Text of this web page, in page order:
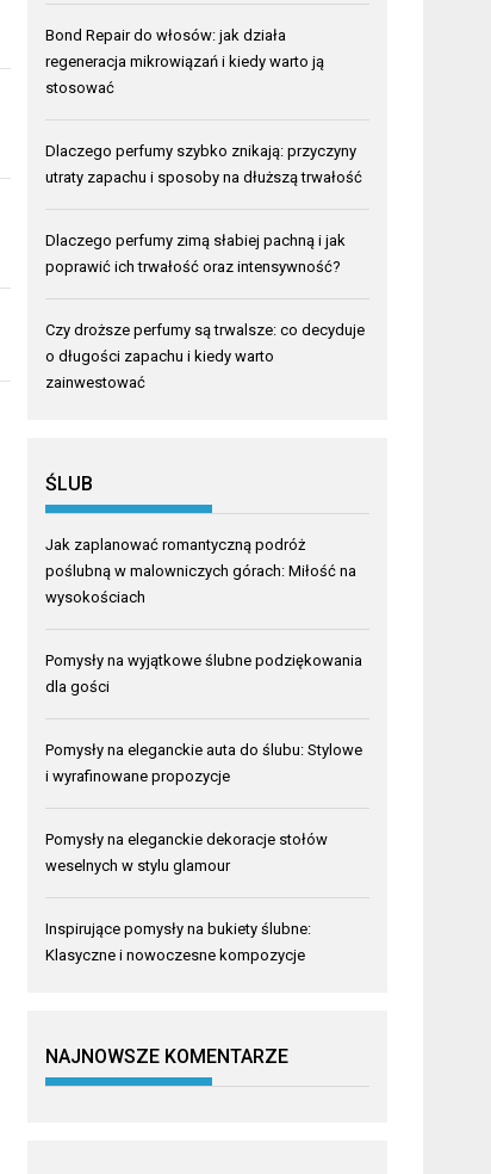
Bond Repair do włosów: jak działa
regeneracja mikrowiązań i kiedy warto ją
stosować
Dlaczego perfumy szybko znikają: przyczyny
utraty zapachu i sposoby na dłuższą trwałość
Dlaczego perfumy zimą słabiej pachną i jak
poprawić ich trwałość oraz intensywność?
Czy droższe perfumy są trwalsze: co decyduje
o długości zapachu i kiedy warto
zainwestować
ŚLUB
Jak zaplanować romantyczną podróż
poślubną w malowniczych górach: Miłość na
wysokościach
Pomysły na wyjątkowe ślubne podziękowania
dla gości
Pomysły na eleganckie auta do ślubu: Stylowe
i wyrafinowane propozycje
Pomysły na eleganckie dekoracje stołów
weselnych w stylu glamour
Inspirujące pomysły na bukiety ślubne:
Klasyczne i nowoczesne kompozycje
NAJNOWSZE KOMENTARZE